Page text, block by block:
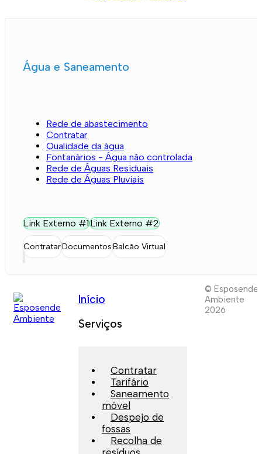
Água e Saneamento
Rede de abastecimento
Contratar
Qualidade da água
Fontanários - Água não controlada
Rede de Águas Residuais
Rede de Águas Pluviais
Link Externo #1Link Externo #2
ContratarDocumentosBalcão Virtual
Início
Serviços
Contratar
Tarifário
Saneamento
móvel
Despejo de
fossas
Recolha de
© Esposende
Ambiente
2026